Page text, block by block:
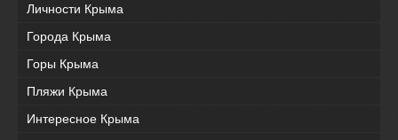
Личности Крыма
Города Крыма
Горы Крыма
Пляжи Крыма
Интересное Крыма